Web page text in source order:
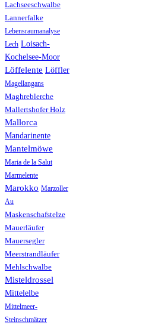
Lachseeschwalbe
Lannerfalke
Lebensraumanalyse
Lech Loisach-
Kochelsee-Moor
Löffelente Löffler
Magellangans
Maghreblerche
Mallertshofer Holz
Mallorca
Mandarinente
Mantelmöwe
Maria de la Salut
Marmelente
Marokko Marzoller
Au
Maskenschafstelze
Mauerläufer
Mauersegler
Meerstrandläufer
Mehlschwalbe
Misteldrossel
Mittelelbe
Mittelmeer-
Steinschmätzer